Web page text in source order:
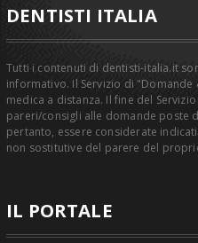
DENTISTI ITALIA
Tutti i contenuti di dentisti-italia.it
informativo. Il Servizio di "Domande
medica a distanza. Il fine del
pareri/consigli alle domande poste
pertanto, essere considerate
non sostitutive del parere del
IL PORTALE